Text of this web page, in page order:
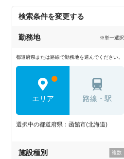
検索条件を変更する
勤務地 ※単一選択
都道府県または路線で勤務地を選んでください。
エリア 路線・駅
選択中の都道府県：函館市(北海道)
施設種別